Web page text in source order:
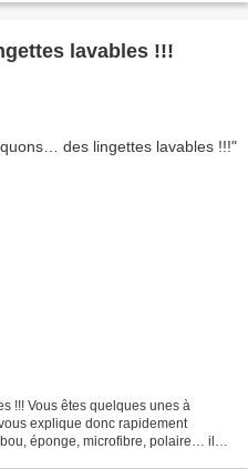
lavables !!!
!!! Vous êtes quelques unes à
explique donc rapidement
éponge, microfibre, polaire… il y